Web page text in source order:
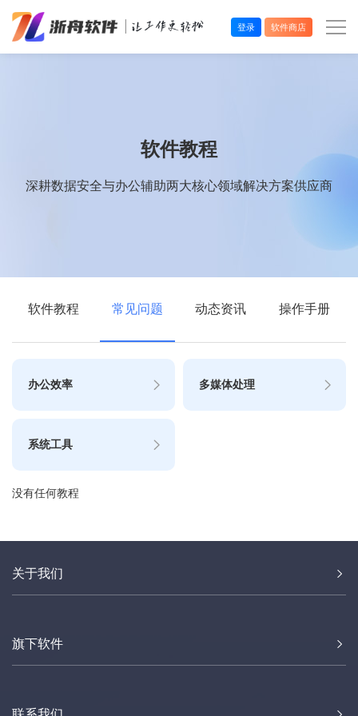
登录 软件商店
软件教程
深耕数据安全与办公辅助两大核心领域解决方案供应商
软件教程 常见问题 动态资讯 操作手册
办公效率 多媒体处理
系统工具
没有任何教程
关于我们
旗下软件